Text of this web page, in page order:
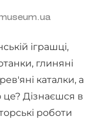
іграшці,
глиняні
каталки, а
Дізнаєшся в
роботи